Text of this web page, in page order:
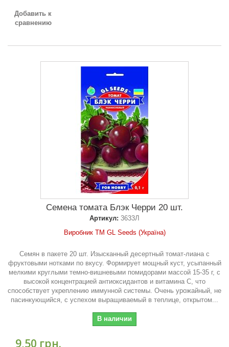
Добавить к
сравнению
Семена томата Блэк Черри 20 шт.
Артикул: 3633Л
Виробник ТМ GL Seeds (Україна)
Семян в пакете 20 шт. Изысканный десертный томат-лиана с
фруктовыми нотками по вкусу. Формирует мощный куст, усыпанный
мелкими круглыми темно-вишневыми помидорами массой 15-35 г, с
высокой концентрацией антиоксидантов и витамина С, что
способствует укреплению иммунной системы. Очень урожайный, не
пасинкующийся, с успехом выращиваемый в теплице, открытом...
В наличии
9,50 грн.